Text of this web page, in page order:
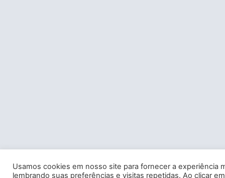
Usamos cookies em nosso site para fornecer a experiência
lembrando suas preferências e visitas repetidas. Ao clicar